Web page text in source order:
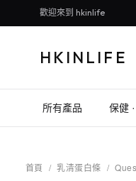
歡迎來到 hkinlife
HKINLIFE
所有產品 保健
首頁 / 乳清蛋白條 /